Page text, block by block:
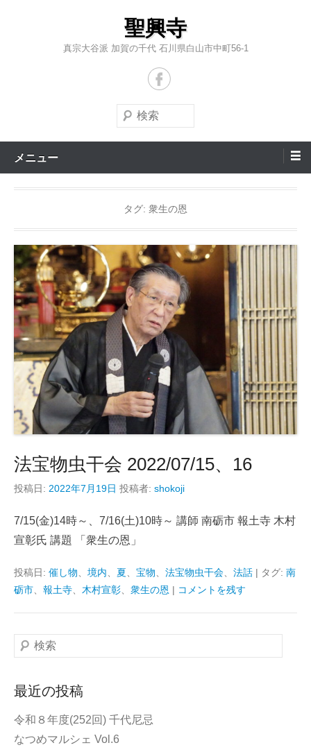
キ
聖興寺
真宗大谷派 加賀の千代 石川県白山市中町56-1
検
索
メニュー
タグ: 衆生の恩
法宝物虫干会 2022/07/15、16
投稿日: 2022年7月19日 投稿者: shokoji
7/15(金)14時～、7/16(土)10時～ 講師 南砺市 報土寺 木村
宣彰氏 講題 「衆生の恩」
投稿日: 催し物 境内 夏 宝物 法宝物虫干会 法話 | タグ: 南
砺市
報土寺 木村宣彰 衆生の恩 | コメントを残す
検
最近の投稿
令和８年度(252回) 千代尼忌
なつめマルシェ Vol.6